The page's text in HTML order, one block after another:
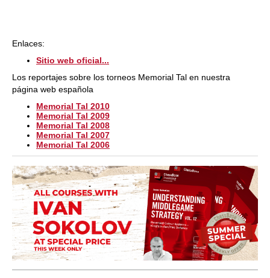
Enlaces:
Sitio web oficial...
Los reportajes sobre los torneos Memorial Tal en nuestra
página web española
Memorial Tal 2010
Memorial Tal 2009
Memorial Tal 2008
Memorial Tal 2007
Memorial Tal 2006